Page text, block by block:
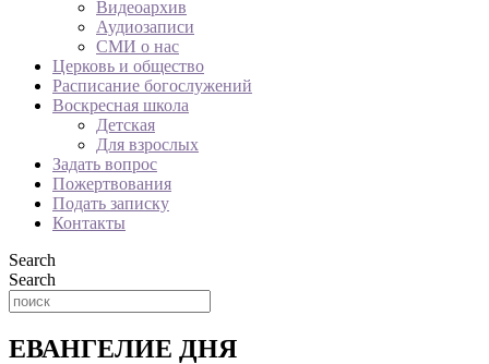
Видеоархив
Аудиозаписи
СМИ о нас
Церковь и общество
Расписание богослужений
Воскресная школа
Детская
Для взрослых
Задать вопрос
Пожертвования
Подать записку
Контакты
Search
Search
ЕВАНГЕЛИЕ ДНЯ